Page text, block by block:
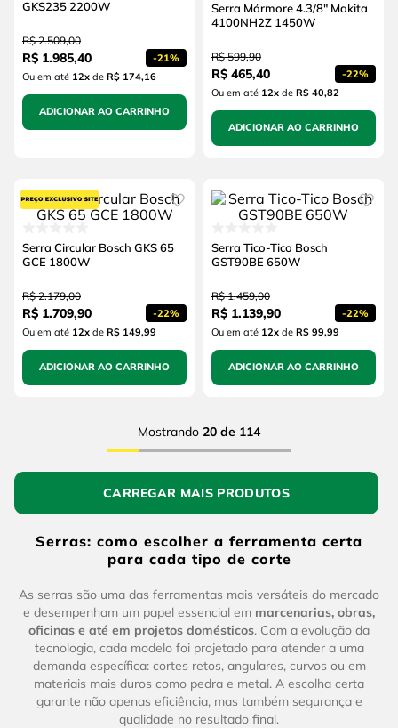
GKS235 2200W
R$ 2.509,00
R$ 1.985,40 -21%
Ou em até 12xde R$ 174,16
ADICIONAR AO CARRINHO
Serra Mármore 4.3/8" Makita
4100NH2Z 1450W
R$ 599,90
R$ 465,40 -22%
Ou em até 12xde R$ 40,82
ADICIONAR AO CARRINHO
Serra Circular Bosch GKS 65
GCE 1800W
R$ 2.179,00
R$ 1.709,90 -22%
Ou em até 12xde R$ 149,99
ADICIONAR AO CARRINHO
Serra Tico-Tico Bosch
GST90BE 650W
R$ 1.459,00
R$ 1.139,90 -22%
Ou em até 12xde R$ 99,99
ADICIONAR AO CARRINHO
Mostrando 20 de 114
Serras: como escolher a ferramenta certa
para cada tipo de corte
As serras são uma das ferramentas mais versáteis do mercado
e desempenham um papel essencial em marcenarias, obras,
oficinas e até em projetos domésticos. Com a evolução da
tecnologia, cada modelo foi projetado para atender a uma
demanda específica: cortes retos, angulares, curvos ou em
materiais mais duros como pedra e metal. A escolha certa
garante não apenas eficiência, mas também segurança e
qualidade no resultado final.